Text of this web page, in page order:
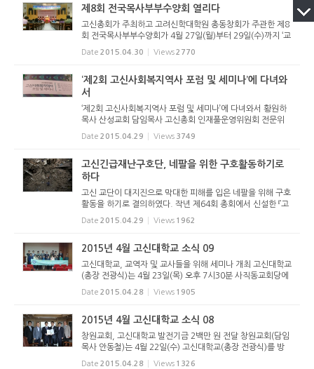
제8회 전국목사부부수양회 열리다
고신총회가 주최하고 고려신학대학원 총동창회가 주관한 제8
회 전국목사부부수양회가 4월 27일(월)부터 29일(수)까지 ‘교
회, 이 땅의 희망’이라는 주제로 치악산 명성수양관에서 열렸
다. 총동창회장 오병욱목사(충청노회 하나교회, 36회)는 수양
Date 2015.04.30 Views2770
‘제2회 고신사회복지역사 포럼 및 세미나’에 다녀와
서
‘제2회 고신사회복지역사 포럼 및 세미나’에 다녀와서 황원하
목사 산성교회 담임목사 고신총회 인재풀운영위원회 전문위
원(서기) 2015년 4월 27일-28일에 경주에서는 매우 의미 있
는 세미나가 열렸다. 고신총회 ‘사회복지위원회’ 주최로 열린
Date 2015.04.29 Views 3749
고신긴급재난구호단, 네팔을 위한 구호활동하기로
하다
고신 교단이 대지진으로 막대한 피해를 입은 네팔을 위해 구호
활동을 하기로 결의하였다. 작년 제64회 총회에서 신설한 『고
신재난긴급구호단』(단장: 김세중 목사)이 이번에 가동을 하게
된것이다. 어제 2015년 4월 28일(화) 17:00에 경주 소재 코
Date 2015.04.29 Views 1962
2015년 4월 고신대학교 소식 09
고신대학교, 교역자 및 교사들을 위해 세미나 개최 고신대학교
(총장 전광식)는 4월 23일(목) 오후 7시30분 사직동교회당에
서 ‘청소년들과 소통하는 SNS 활용법’을 주제로 2015년 첫 교
역자 및 교사 세미나를 개최했다. 이 날 강의를 맡은 전성민 이
Date 2015.04.28 Views 1905
2015년 4월 고신대학교 소식 08
창원교회, 고신대학교 발전기금 2백만 원 전달 창원교회(담임
목사 안동철)는 4월 22일(수) 고신대학교(총장 전광식)를 방
문하여 발전기금 2백만 원을 전달했다. 안동철 목사는 고신대
Date 2015.04.28 Views 1326